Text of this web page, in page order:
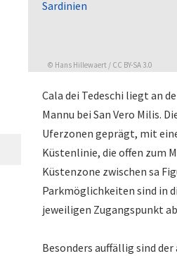
© Hans Hillewaert / CC BY-SA 3.0
Cala dei Tedeschi liegt an
Mannu bei San Vero Milis.
Uferzonen geprägt, mit
Küstenlinie, die offen zum
Küstenzone zwischen sa
Parkmöglichkeiten sind in
jeweiligen Zugangspunkt
Besonders auffällig sind